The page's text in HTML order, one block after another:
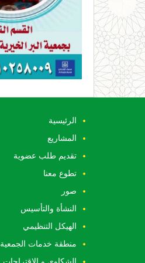
الرئيسية
المشاريع
تقديم طلب عضوية
تطوع معنا
صور
النشأة والتأسيس
الهيكل التنظيمي
منطقة خدمات الجمعية